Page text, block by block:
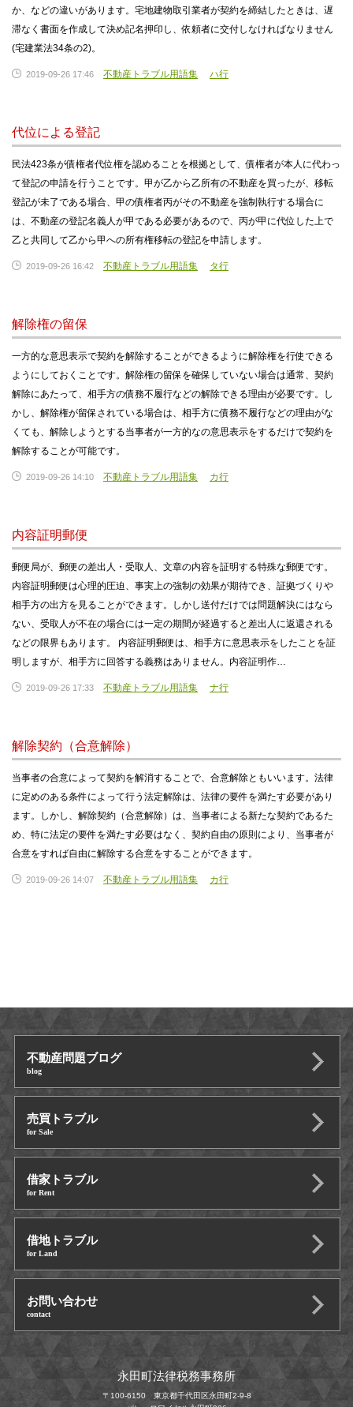
か、などの違いがあります。宅地建物取引業者が契約を締結したときは、遅
滞なく書面を作成して決め記名押印し、依頼者に交付しなければなりません
(宅建業法34条の2)。
2019-09-26 17:46 不動産トラブル用語集 ハ行
代位による登記
民法423条が債権者代位権を認めることを根拠として、債権者が本人に代わっ
て登記の申請を行うことです。甲が乙から乙所有の不動産を買ったが、移転
登記が未了である場合、甲の債権者丙がその不動産を強制執行する場合に
は、不動産の登記名義人が甲である必要があるので、丙が甲に代位した上で
乙と共同して乙から甲への所有権移転の登記を申請します。
2019-09-26 16:42 不動産トラブル用語集 タ行
解除権の留保
一方的な意思表示で契約を解除することができるように解除権を行使できる
ようにしておくことです。解除権の留保を確保していない場合は通常、契約
解除にあたって、相手方の債務不履行などの解除できる理由が必要です。し
かし、解除権が留保されている場合は、相手方に債務不履行などの理由がな
くても、解除しようとする当事者が一方的なの意思表示をするだけで契約を
解除することが可能です。
2019-09-26 14:10 不動産トラブル用語集 カ行
内容証明郵便
郵便局が、郵便の差出人・受取人、文章の内容を証明する特殊な郵便です。
内容証明郵便は心理的圧迫、事実上の強制の効果が期待でき、証拠づくりや
相手方の出方を見ることができます。しかし送付だけでは問題解決にはなら
ない、受取人が不在の場合には一定の期間が経過すると差出人に返還される
などの限界もあります。 内容証明郵便は、相手方に意思表示をしたことを証
明しますが、相手方に回答する義務はありません。内容証明作…
2019-09-26 17:33 不動産トラブル用語集 ナ行
解除契約（合意解除）
当事者の合意によって契約を解消することで、合意解除ともいいます。法律
に定めのある条件によって行う法定解除は、法律の要件を満たす必要があり
ます。しかし、解除契約（合意解除）は、当事者による新たな契約であるた
め、特に法定の要件を満たす必要はなく、契約自由の原則により、当事者が
合意をすれば自由に解除する合意をすることができます。
2019-09-26 14:07 不動産トラブル用語集 カ行
不動産問題ブログ
blog
売買トラブル
for Sale
借家トラブル
for Rent
借地トラブル
for Land
お問い合わせ
contact
永田町法律税務事務所
〒100-6150 東京都千代田区永田町2-9-8